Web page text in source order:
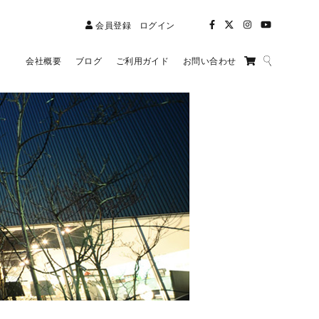
会員登録 ログイン
会社概要 ブログ ご利用ガイド お問い合わせ